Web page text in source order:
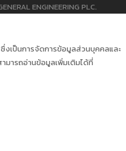
ENGINEERING PLC.
งเป็นการจัดการข้อมูลส่วนบุคคลและ
มารถอ่านข้อมูลเพิ่มเติมได้ที่